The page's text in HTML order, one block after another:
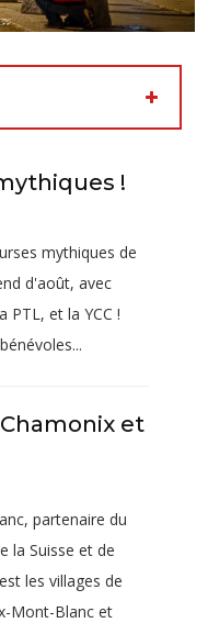
!
mythiques de
d'août, avec
PTL, et la YCC !
et
partenaire du
la Suisse et de
les villages de
Mont-Blanc et